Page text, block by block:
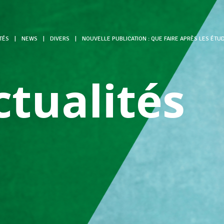
NEWS DIVERS NOUVELLE PUBLICATION : QUE FAIRE APRÈS LES